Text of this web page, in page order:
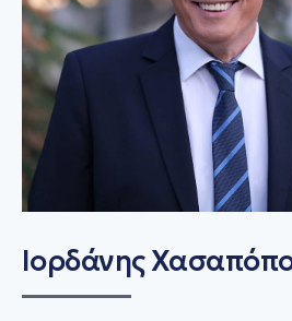
Ιορδάνης